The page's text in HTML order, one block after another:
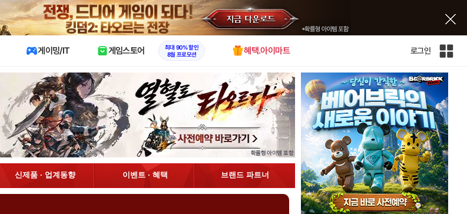
X
게이밍/IT 게임스토어
최대 90% 할인
8월 프로모션
혜택.아이마트 로그인
인
사
이
트
맵
신제품 · 업계동향 이벤트 · 혜택 브랜드 파트너